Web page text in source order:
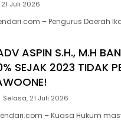
Juli 2026
– Pengurus Daerah
ASPIN S.H., M.H
SEJAK 2023 TIDAK
Selasa, 21 Juli 2026
– Kuasa Hukum